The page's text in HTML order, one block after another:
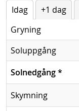
Idag +1 dag
Gryning
Soluppgång
Solnedgång*
Skymning